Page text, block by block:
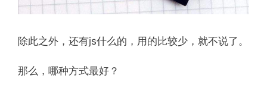
除此之外，还有js什么的，用的比较少，就不说了。
那么，哪种方式最好？